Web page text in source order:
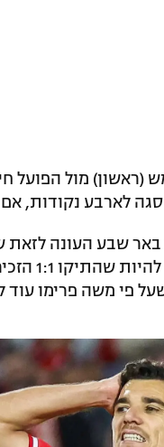
מול הפועל
לארבע נקודות,
שבע העונה לזאת
הפעם היא
פי משה פרימו עוד